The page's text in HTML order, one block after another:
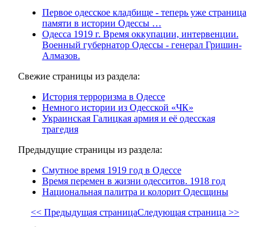
Первое одесское кладбище - теперь уже страница
памяти в истории Одессы …
Одесса 1919 г. Время оккупации, интервенции.
Военный губернатор Одессы - генерал Гришин-
Алмазов.
Свежие страницы из раздела:
История терроризма в Одессе
Немного истории из Одесской «ЧК»
Украинская Галицкая армия и её одесская
трагедия
Предыдущие страницы из раздела:
Смутное время 1919 год в Одессе
Время перемен в жизни одесситов. 1918 год
Национальная палитра и колорит Одесщины
<< Предыдущая страницаСледующая страница >>